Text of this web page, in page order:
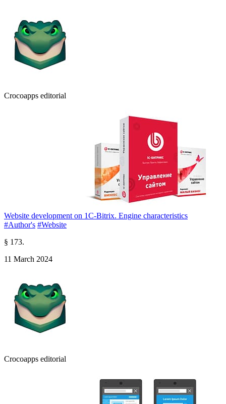
Crocoapps editorial
Website development on 1C-Bitrix. Engine characteristics
#Author's #Website
§ 173.
11 March 2024
Crocoapps editorial